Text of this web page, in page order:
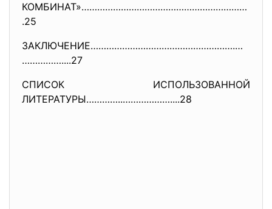
КОМБИНАТ»………………………………………………………
.25
ЗАКЛЮЧЕНИЕ……………………………………………….…
……………....27
СПИСОК ИСПОЛЬЗОВАННОЙ
ЛИТЕРАТУРЫ…………..………………....28